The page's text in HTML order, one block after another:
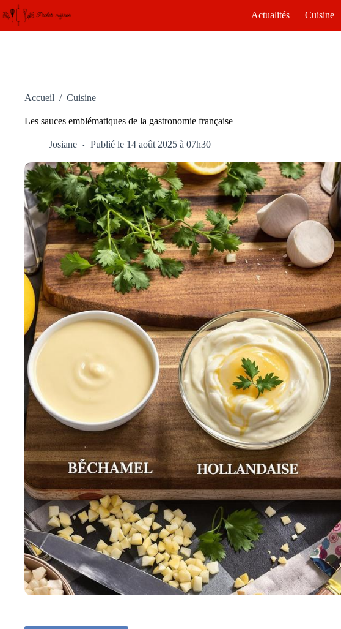
Passer
au
contenu
Actualités Cuisine
Accueil / Cuisine
Les sauces emblématiques de la gastronomie française
Josiane Publié le 14 août 2025 à 07h30